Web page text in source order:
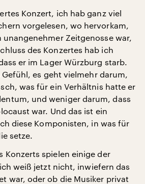
Konzert, ich hab ganz viel
vorgelesen, wo hervorkam,
unangenehmer Zeitgenosse war,
des Konzertes hab ich
er im Lager Würzburg starb.
es geht vielmehr darum,
was für ein Verhältnis hatte er
und weniger darum, dass
war. Und das ist ein
diese Komponisten, in was für
setze.
Konzerts spielen einige der
weiß jetzt nicht, inwiefern das
war, oder ob die Musiker privat